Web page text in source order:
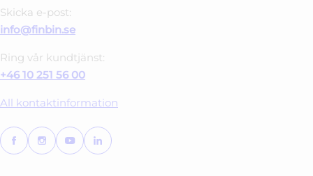
Skicka e-post:
info@finbin.se
Ring vår kundtjänst:
+46 10 251 56 00
All kontaktinformation